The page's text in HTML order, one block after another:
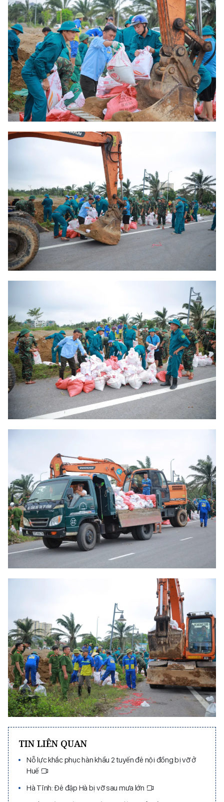
TIN LIÊN QUAN
Nỗ lực khắc phục hàn khẩu 2 tuyến đê nội đồng bị vỡ ở
Huế
Hà Tĩnh: Đê đập Hà bị vỡ sau mưa lớn